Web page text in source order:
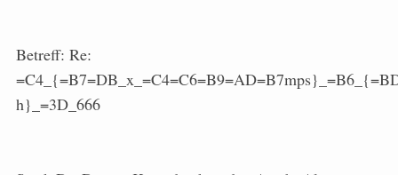
Betreff: Re:
h}_=3D_666